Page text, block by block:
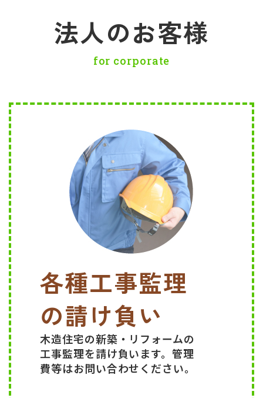
法人のお客様
for corporate
各種工事監理
の請け負い
木造住宅の新築・リフォームの
工事監理を請け負います。管理
費等はお問い合わせください。